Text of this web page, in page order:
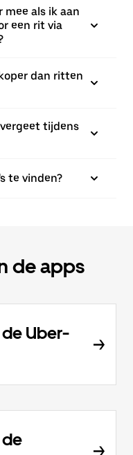
mee als ik aan
een rit via
dan ritten
tijdens
te vinden?
de apps
Uber-